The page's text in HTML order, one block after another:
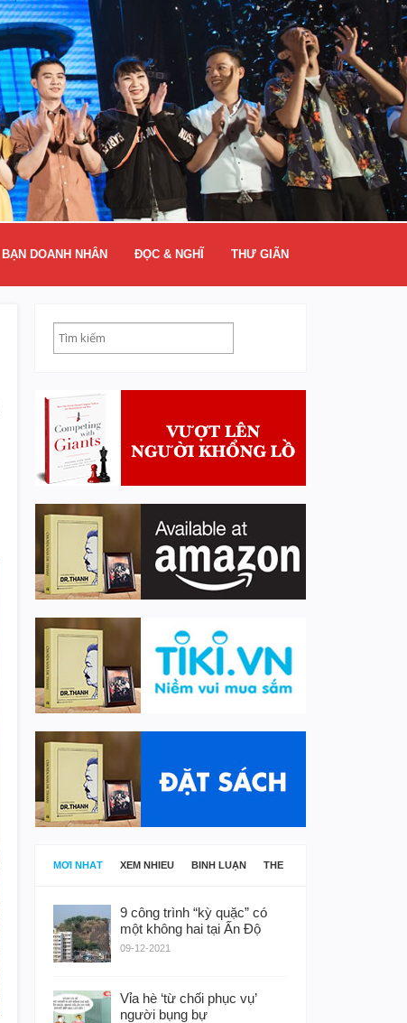
BẠN DOANH NHÂN ĐỌC & NGHĨ THƯ GIÃN
MỚI NHẤT XEM NHIỀU BÌNH LUẬN THẺ
9 công trình “kỳ quặc” có
một không hai tại Ấn Độ
09-12-2021
Vỉa hè ‘từ chối phục vụ’
người bụng bự